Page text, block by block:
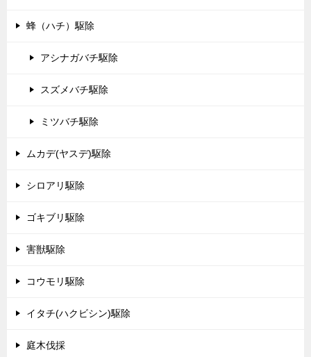
蜂（ハチ）駆除
アシナガバチ駆除
スズメバチ駆除
ミツバチ駆除
ムカデ(ヤスデ)駆除
シロアリ駆除
ゴキブリ駆除
害獣駆除
コウモリ駆除
イタチ(ハクビシン)駆除
庭木伐採